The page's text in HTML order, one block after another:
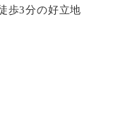
歩3分の好立地